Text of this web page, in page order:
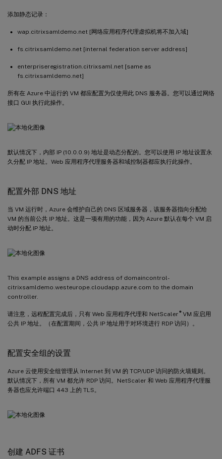
添加静态记录：
wap.citrixsamldemo.net [网络应用程序代理虚拟机将不加入域]
fs.citrixsamldemo.net [internal federation server address]
enterpriseregistration.citrixsaml.net [same as
fs.citrixsamldemo.net]
所有在 Azure 中运行的 VM 都应配置为仅使用此 DNS 服务器。您可以通过网络
接口 GUI 执行此操作。
默认情况下，内部 IP (10.0.0.9) 地址是动态分配的。您可以使用 IP 地址设置永
久分配 IP 地址。Web 应用程序代理服务器和域控制器都应执行此操作。
配置外部 DNS 地址
当 VM 运行时，Azure 会维护自己的 DNS 区域服务器，该服务器指向分配给
VM 的当前公共 IP 地址。这是一项有用的功能，因为 Azure 默认在每个 VM 启
动时分配 IP 地址。
This example assigns a DNS address of domaincontrol-
citrixsamldemo.westeurope.cloudapp.azure.com to the domain
controller.
请注意，远程配置完成后，只有 Web 应用程序代理和 NetScaler ®VM 应启用
公共 IP 地址。（在配置期间，公共 IP 地址用于对环境进行 RDP 访问）。
配置安全组的设置
Azure 云使用安全组管理从 Internet 到 VM 的 TCP/UDP 访问的防火墙规则。
默认情况下，所有 VM 都允许 RDP 访问。NetScaler 和 Web 应用程序代理服
务器也应允许端口 443 上的 TLS。
创建 ADFS 证书